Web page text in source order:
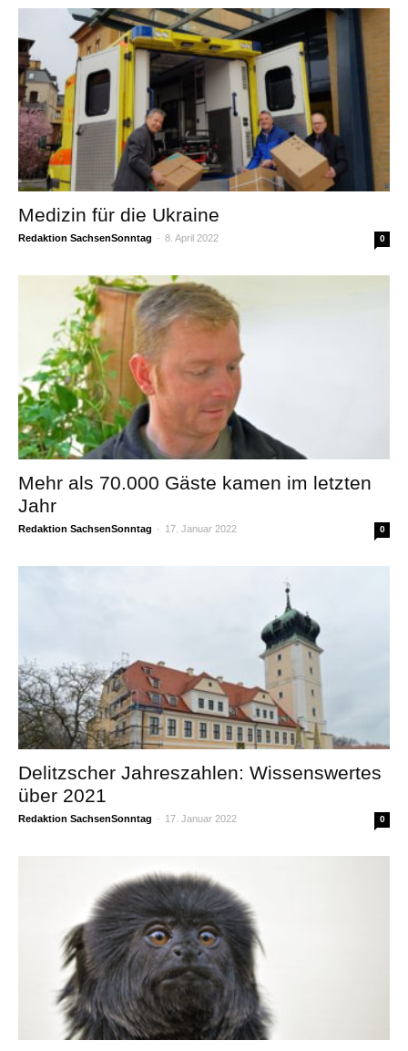
Medizin für die Ukraine
Redaktion SachsenSonntag - 8. April 2022 0
Mehr als 70.000 Gäste kamen im letzten
Jahr
Redaktion SachsenSonntag - 17. Januar 2022 0
Delitzscher Jahreszahlen: Wissenswertes
über 2021
Redaktion SachsenSonntag - 17. Januar 2022 0